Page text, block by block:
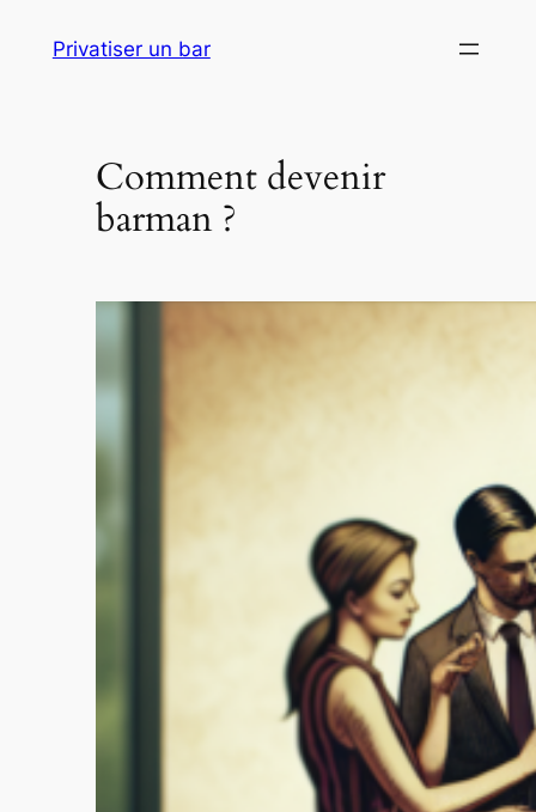
Privatiser un bar
Comment devenir
barman ?